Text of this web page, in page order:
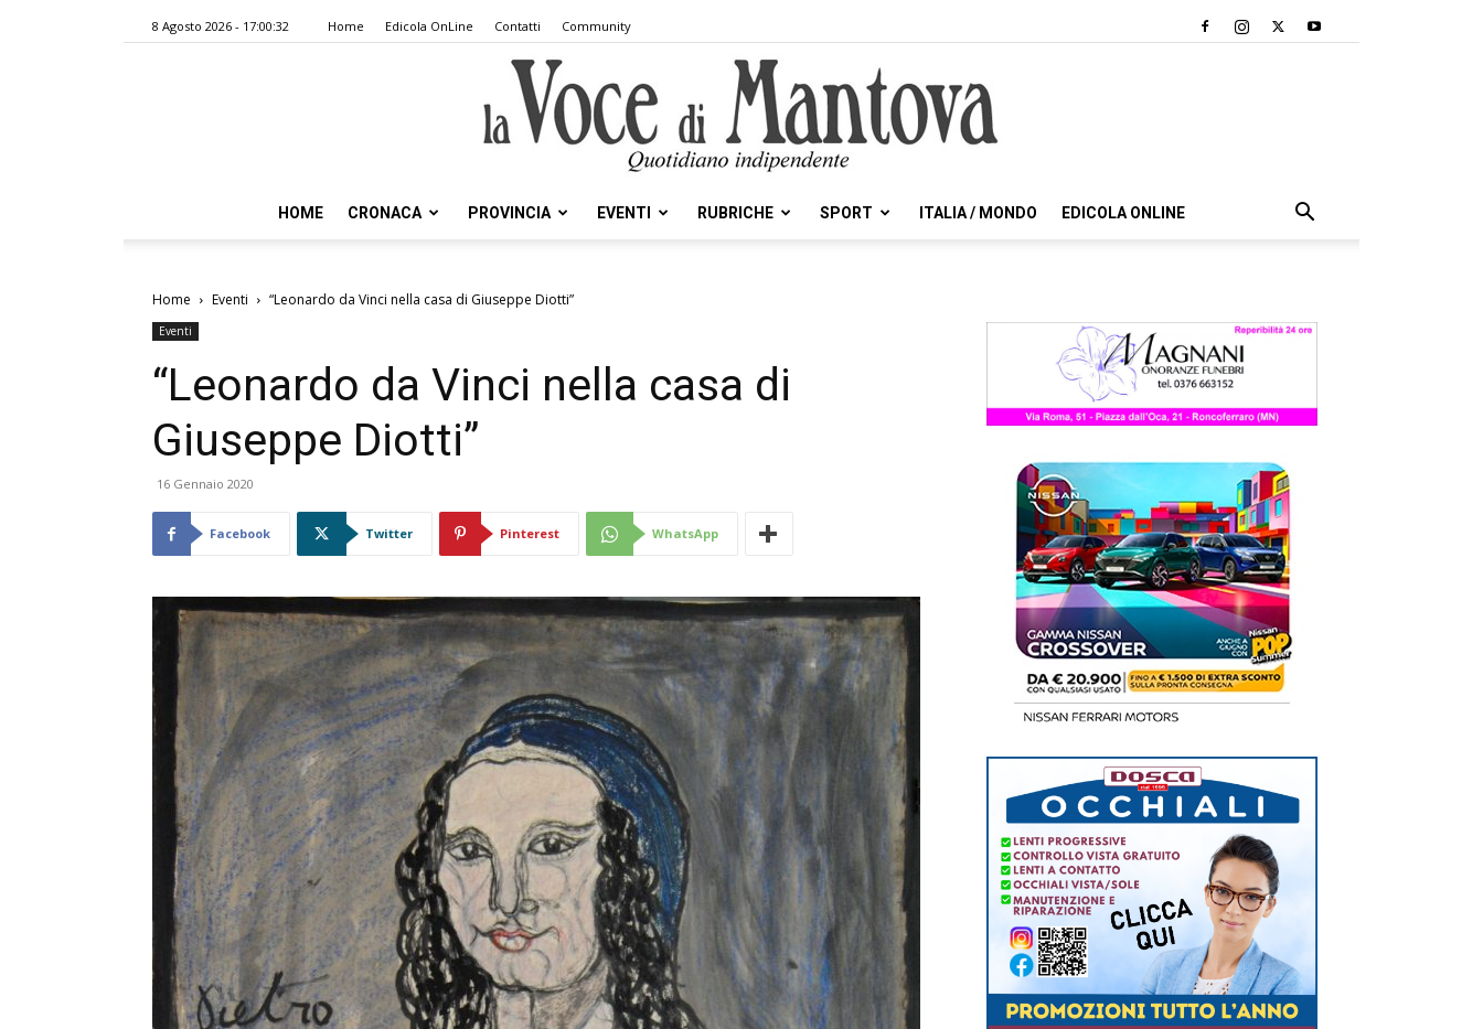
8 Agosto 2026 - 17:00:32 Home Edicola OnLine Contatti Community
Voce
Mantova
HOME CRONACA PROVINCIA EVENTI RUBRICHE SPORT ITALIA / MONDO EDICOLA ONLINE
Home Eventi “Leonardo da Vinci nella casa di Giuseppe Diotti”
Eventi
“Leonardo da Vinci nella casa di
Giuseppe Diotti”
16 Gennaio 2020
Facebook Twitter Pinterest WhatsApp